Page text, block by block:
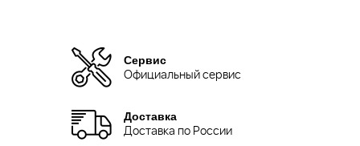
Сервис
Официальный сервис
Доставка
Доставка по России